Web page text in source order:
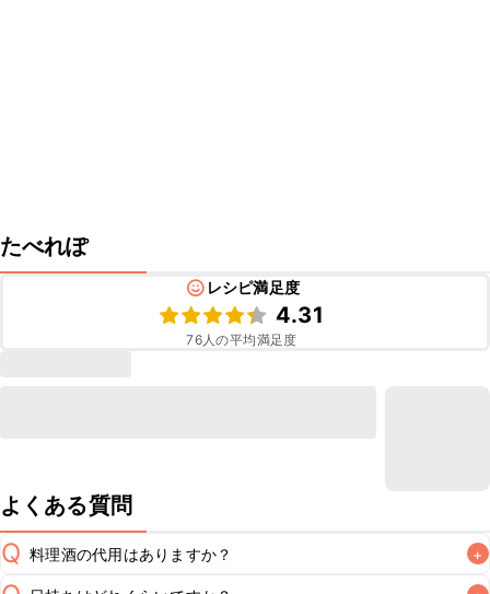
たべれぽ
レシピ満足度
4.31
76人の平均満足度
よくある質問
Q 料理酒の代用はありますか？ +